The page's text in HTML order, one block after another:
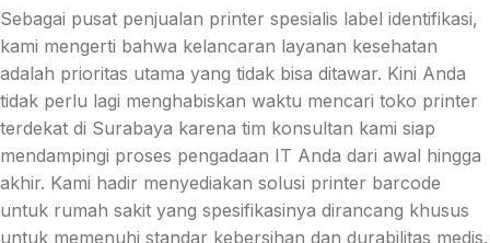
Sebagai pusat penjualan printer spesialis label identifikasi,
kami mengerti bahwa kelancaran layanan kesehatan
adalah prioritas utama yang tidak bisa ditawar. Kini Anda
tidak perlu lagi menghabiskan waktu mencari toko printer
terdekat di Surabaya karena tim konsultan kami siap
mendampingi proses pengadaan IT Anda dari awal hingga
akhir. Kami hadir menyediakan solusi printer barcode
untuk rumah sakit yang spesifikasinya dirancang khusus
untuk memenuhi standar kebersihan dan durabilitas medis.